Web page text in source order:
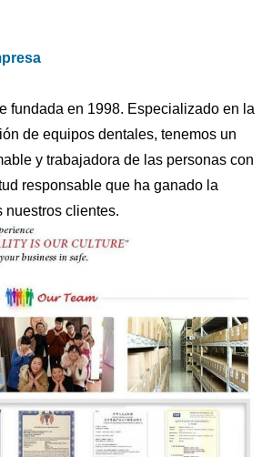
fundada en 1998. Especializado en la
de equipos dentales, tenemos un
y trabajadora de las personas con
responsable que ha ganado la
nuestros clientes.